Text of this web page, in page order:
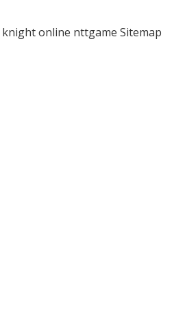
knight online nttgame Sitemap